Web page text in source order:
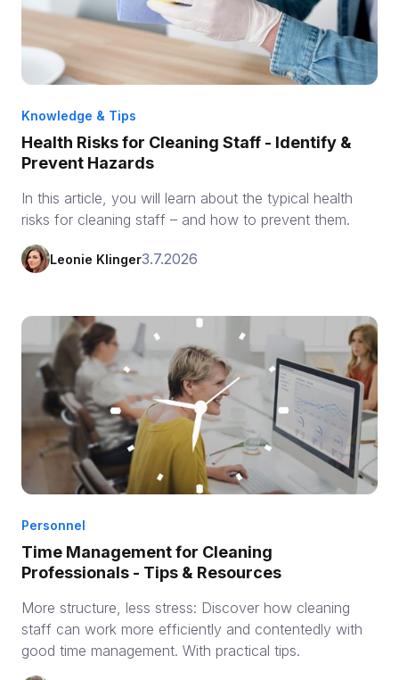
Knowledge & Tips
Health Risks for Cleaning Staff - Identify &
Prevent Hazards
In this article, you will learn about the typical health
risks for cleaning staff – and how to prevent them.
Leonie Klinger3.7.2026
Personnel
Time Management for Cleaning
Professionals - Tips & Resources
More structure, less stress: Discover how cleaning
staff can work more efficiently and contentedly with
good time management. With practical tips.